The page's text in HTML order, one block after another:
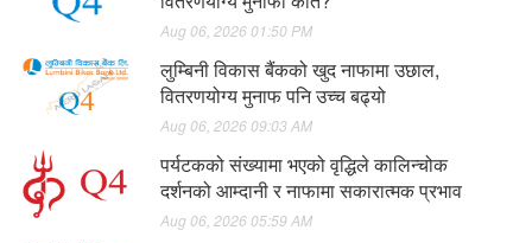
Aug 06, 2026 01:50 PM
लुम्बिनी विकास बैंकको खुद नाफामा उछाल,
वितरणयोग्य मुनाफ पनि उच्च बढ्यो
Aug 06, 2026 09:03 AM
पर्यटकको संख्यामा भएको वृद्धिले कालिन्चोक
दर्शनको आम्दानी र नाफामा सकारात्मक प्रभाव
Aug 06, 2026 05:59 AM